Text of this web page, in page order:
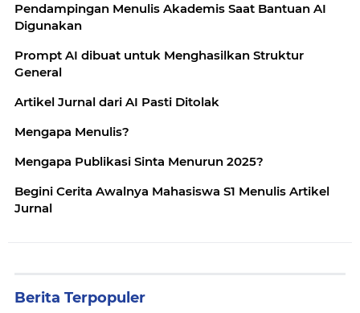
Pendampingan Menulis Akademis Saat Bantuan AI
Digunakan
Prompt AI dibuat untuk Menghasilkan Struktur
General
Artikel Jurnal dari AI Pasti Ditolak
Mengapa Menulis?
Mengapa Publikasi Sinta Menurun 2025?
Begini Cerita Awalnya Mahasiswa S1 Menulis Artikel
Jurnal
Berita Terpopuler